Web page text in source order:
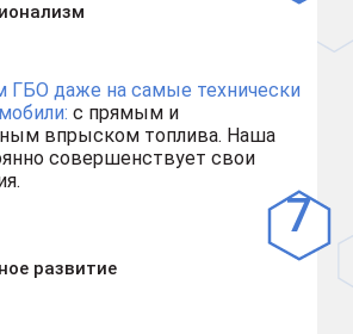
ГБО даже на самые технически
с прямым и
впрыском топлива. Наша
совершенствует свои
развитие